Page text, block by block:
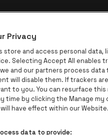
de Trixxo Visitez le
Visitez le site deVisitez
Privacy
store and access personal data,
Selecting Accept All enables
and our partners process
will disable them. If trackers
to you. You can resurface
time by clicking the Manage
have effect within our
data to provide: